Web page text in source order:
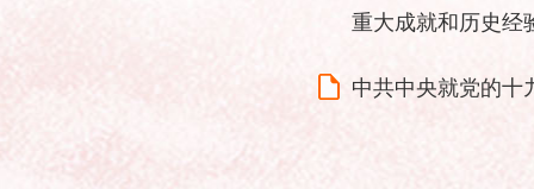
重大成就和历史经
中共中央就党的十